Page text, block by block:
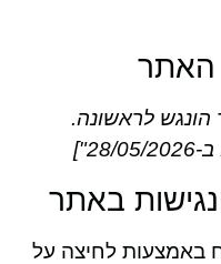
האתר
לראשונה.
באתר
באמצעות לחיצה על